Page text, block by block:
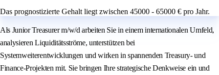
Das prognostizierte Gehalt liegt zwischen 45000 - 65000 € pro Jahr.
Als Junior Treasurer m/w/d arbeiten Sie in einem internationalen Umfeld,
analysieren Liquiditätsströme, unterstützen bei
Systemweiterentwicklungen und wirken in spannenden Treasury‑ und
Finance‑Projekten mit. Sie bringen Ihre strategische Denkweise ein und